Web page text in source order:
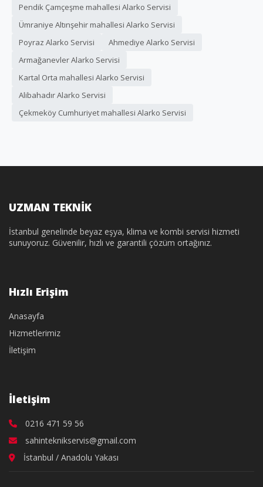
Pendik Çamçeşme mahallesi Alarko Servisi
Ümraniye Altınşehir mahallesi Alarko Servisi
Poyraz Alarko Servisi
Ahmediye Alarko Servisi
Armağanevler Alarko Servisi
Kartal Orta mahallesi Alarko Servisi
Alibahadır Alarko Servisi
Çekmeköy Cumhuriyet mahallesi Alarko Servisi
UZMAN TEKNİK
İstanbul genelinde beyaz eşya, klima ve kombi servisi hizmeti
sunuyoruz. Güvenilir, hızlı ve garantili çözüm ortağınız.
Hızlı Erişim
Anasayfa
Hizmetlerimiz
İletişim
İletişim
0216 471 59 56
sahinteknikservis@gmail.com
İstanbul / Anadolu Yakası